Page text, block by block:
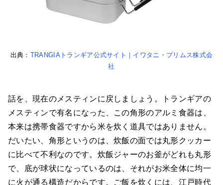
出典： TRANGIAトランギア公式サイト｜イワタニ・プリムス株式会
社
話を、現在のメスティンに戻しましょう。トランギアの
メスティンで有名になった、この角形のアルミ食器は、
本来は携帯食器ですから米を炊く道具ではありません。
だいたい、角形というのは、炊飯の面では丸形クッカー
に比べて不利なのです。炊飯ジャーのお釜がどれも丸形
で、底が球状になっているのは、それがお米全体に均一
に火が通る構造だからです。ご飯を炊くには、江戸時代